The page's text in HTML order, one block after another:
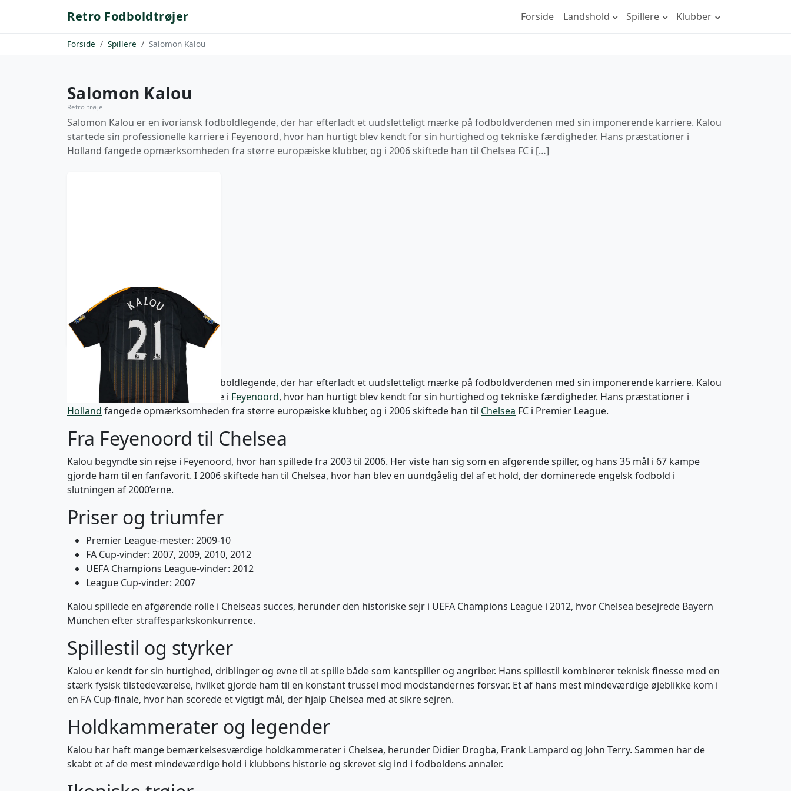
Retro Fodboldtrøjer Forside Landshold Spillere Klubber
Forside Spillere Salomon Kalou
Salomon Kalou
Retro trøje
Salomon Kalou er en ivoriansk fodboldlegende, der har efterladt et uudsletteligt mærke på fodboldverdenen med sin imponerende karriere. Kalou
startede sin professionelle karriere i Feyenoord, hvor han hurtigt blev kendt for sin hurtighed og tekniske færdigheder. Hans præstationer i
Holland fangede opmærksomheden fra større europæiske klubber, og i 2006 skiftede han til Chelsea FC i […]
2010-11 Chelsea Away Shirt
Kalou #21 - 6/10 - (L)
835 kr / £95.99
Salomon Kalou er en ivoriansk fodboldlegende, der har efterladt et uudsletteligt mærke på fodboldverdenen med sin imponerende karriere. Kalou
startede sin professionelle karriere i Feyenoord, hvor han hurtigt blev kendt for sin hurtighed og tekniske færdigheder. Hans præstationer i
Holland fangede opmærksomheden fra større europæiske klubber, og i 2006 skiftede han til Chelsea FC i Premier League.
Fra Feyenoord til Chelsea
Kalou begyndte sin rejse i Feyenoord, hvor han spillede fra 2003 til 2006. Her viste han sig som en afgørende spiller, og hans 35 mål i 67 kampe
gjorde ham til en fanfavorit. I 2006 skiftede han til Chelsea, hvor han blev en uundgåelig del af et hold, der dominerede engelsk fodbold i
slutningen af 2000’erne.
Priser og triumfer
Premier League-mester: 2009-10
FA Cup-vinder: 2007, 2009, 2010, 2012
UEFA Champions League-vinder: 2012
League Cup-vinder: 2007
Kalou spillede en afgørende rolle i Chelseas succes, herunder den historiske sejr i UEFA Champions League i 2012, hvor Chelsea besejrede Bayern
München efter straffesparkskonkurrence.
Spillestil og styrker
Kalou er kendt for sin hurtighed, driblinger og evne til at spille både som kantspiller og angriber. Hans spillestil kombinerer teknisk finesse med en
stærk fysisk tilstedeværelse, hvilket gjorde ham til en konstant trussel mod modstandernes forsvar. Et af hans mest mindeværdige øjeblikke kom i
en FA Cup-finale, hvor han scorede et vigtigt mål, der hjalp Chelsea med at sikre sejren.
Holdkammerater og legender
Kalou har haft mange bemærkelsesværdige holdkammerater i Chelsea, herunder Didier Drogba, Frank Lampard og John Terry. Sammen har de
skabt et af de mest mindeværdige hold i klubbens historie og skrevet sig ind i fodboldens annaler.